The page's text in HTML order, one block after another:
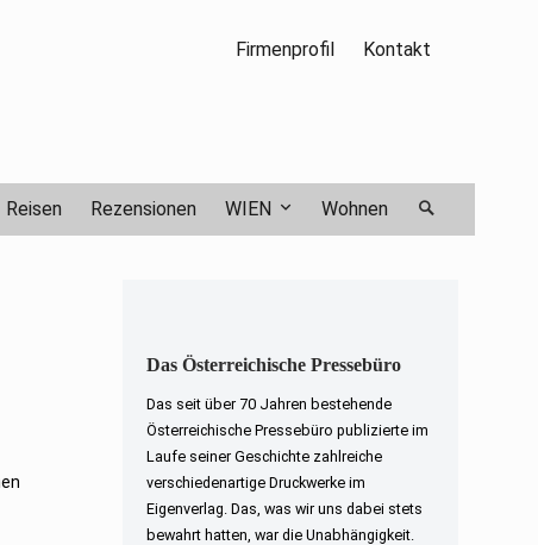
Firmenprofil Kontakt
Reisen Rezensionen WIEN Wohnen
Das Österreichische Pressebüro
Das seit über 70 Jahren bestehende
Österreichische Pressebüro publizierte im
Laufe seiner Geschichte zahlreiche
verschiedenartige Druckwerke im
Eigenverlag. Das, was wir uns dabei stets
bewahrt hatten, war die Unabhängigkeit.